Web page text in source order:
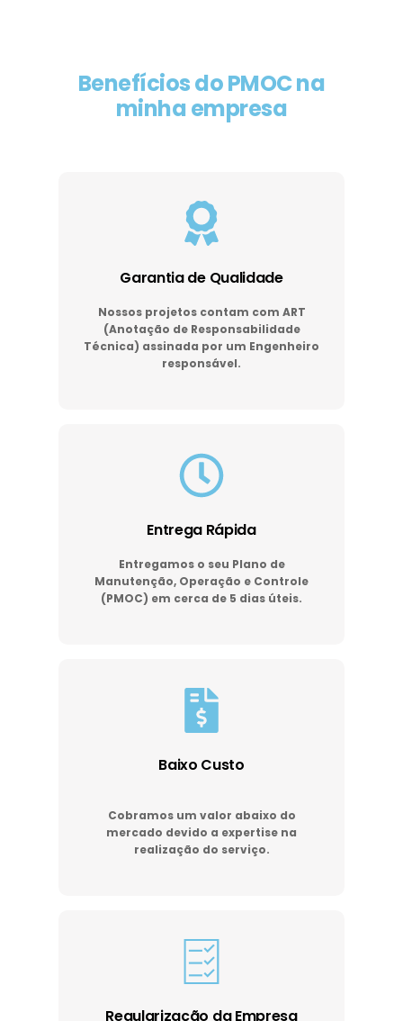
Benefícios do PMOC na
minha empresa
Garantia de Qualidade
Nossos projetos contam com ART
(Anotação de Responsabilidade
Técnica) assinada por um Engenheiro
responsável.
Entrega Rápida
Entregamos o seu Plano de
Manutenção, Operação e Controle
(PMOC) em cerca de 5 dias úteis.
Baixo Custo
Cobramos um valor abaixo do
mercado devido a expertise na
realização do serviço.
Regularização da Empresa